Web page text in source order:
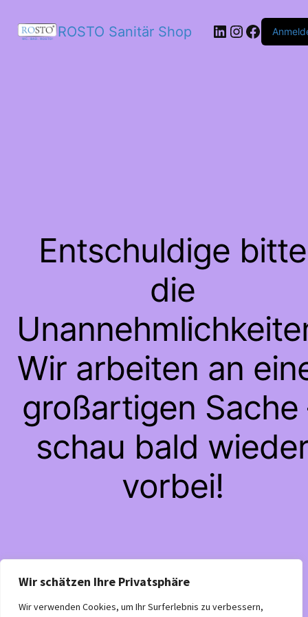
Wir schätzen Ihre Privatsphäre
Wir verwenden Cookies, um Ihr Surferlebnis zu verbessern,
ROSTO Sanitär Shop LinkedIn
Instagram
Entschuldige bitte
die
Wir arbeiten an
großartigen Sache
schau bald
vorbei!